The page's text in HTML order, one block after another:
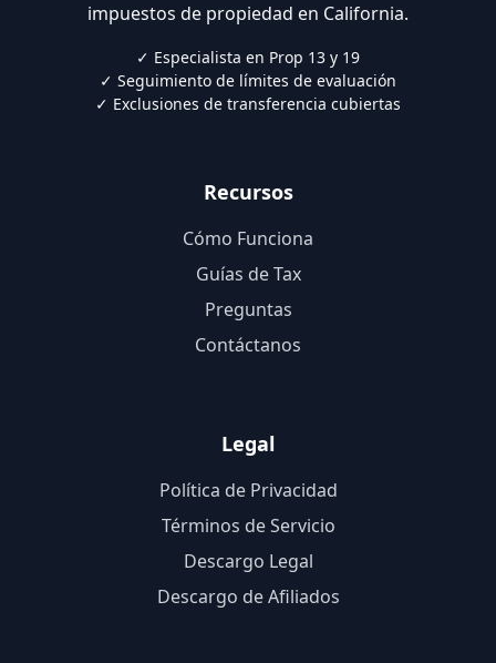
impuestos de propiedad en California.
✓ Especialista en Prop 13 y 19
✓ Seguimiento de límites de evaluación
✓ Exclusiones de transferencia cubiertas
Recursos
Cómo Funciona
Guías de Tax
Preguntas
Contáctanos
Legal
Política de Privacidad
Términos de Servicio
Descargo Legal
Descargo de Afiliados